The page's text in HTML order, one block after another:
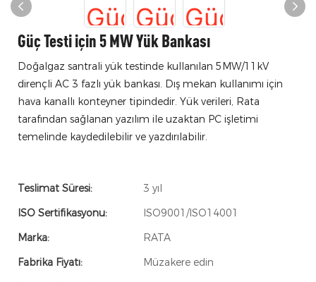
Güç Testi için 5 MW Yük Bankası
Doğalgaz santrali yük testinde kullanılan 5MW/11kV
dirençli AC 3 fazlı yük bankası. Dış mekan kullanımı için
hava kanallı konteyner tipindedir. Yük verileri, Rata
tarafından sağlanan yazılım ile uzaktan PC işletimi
temelinde kaydedilebilir ve yazdırılabilir.
Teslimat Süresi:
3 yıl
ISO Sertifikasyonu:
ISO9001/ISO14001
Marka:
RATA
Fabrika Fiyatı:
Müzakere edin